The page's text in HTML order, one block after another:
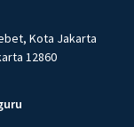
Kota Jakarta
12860